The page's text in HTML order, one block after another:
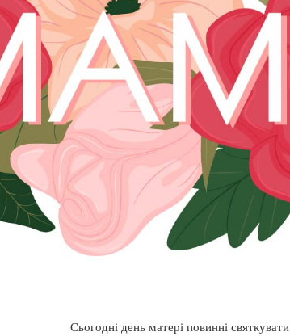
Сьогодні день матері повинні святкувати